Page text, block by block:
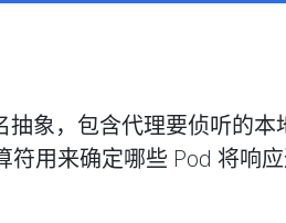
抽象，包含代理要侦听的本
符用来确定哪些 Pod 将响